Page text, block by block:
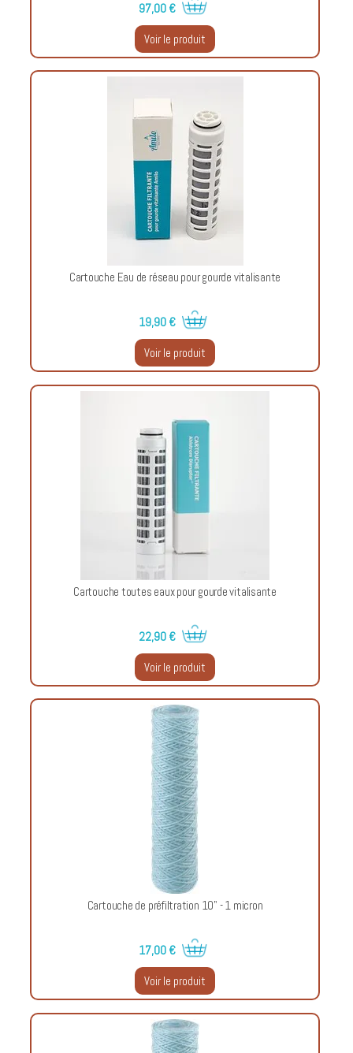
97,00 €
Voir le produit
Cartouche Eau de réseau pour gourde vitalisante
19,90 €
Voir le produit
Cartouche toutes eaux pour gourde vitalisante
22,90 €
Voir le produit
Cartouche de préfiltration 10" - 1 micron
17,00 €
Voir le produit